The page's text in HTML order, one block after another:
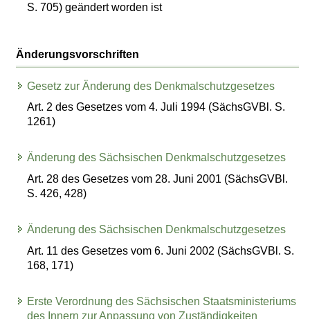
S. 705) geändert worden ist
Änderungsvorschriften
Gesetz zur Änderung des Denkmalschutzgesetzes
Art. 2 des Gesetzes vom 4. Juli 1994 (SächsGVBl. S.
1261)
Änderung des Sächsischen Denkmalschutzgesetzes
Art. 28 des Gesetzes vom 28. Juni 2001 (SächsGVBl.
S. 426, 428)
Änderung des Sächsischen Denkmalschutzgesetzes
Art. 11 des Gesetzes vom 6. Juni 2002 (SächsGVBl. S.
168, 171)
Erste Verordnung des Sächsischen Staatsministeriums
des Innern zur Anpassung von Zuständigkeiten